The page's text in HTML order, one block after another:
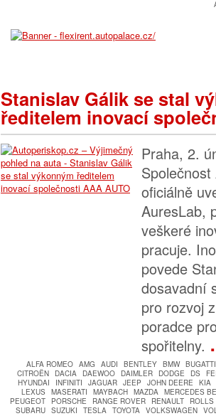
Stanislav Gálik se stal
ředitelem inovací
Praha, 2.
oficiálně
AuresLab,
veškeré
pracuje.
povede
dosavadní
pro rozvoj
poradce
spořitelny.
ALFA ROMEO AMG AUDI BENTLEY BMW BUGATTI
CITROËN
DACIA DAEWOO DAIMLER DODGE DS
HYUNDAI
INFINITI JAGUAR JEEP JOHN DEERE
KIA
LEXUS MASERATI MAYBACH MAZDA MERCEDES
PEUGEOT
PORSCHE RANGE ROVER RENAULT
ROLLS
SUBARU SUZUKI TESLA TOYOTA VOLKSWAGEN